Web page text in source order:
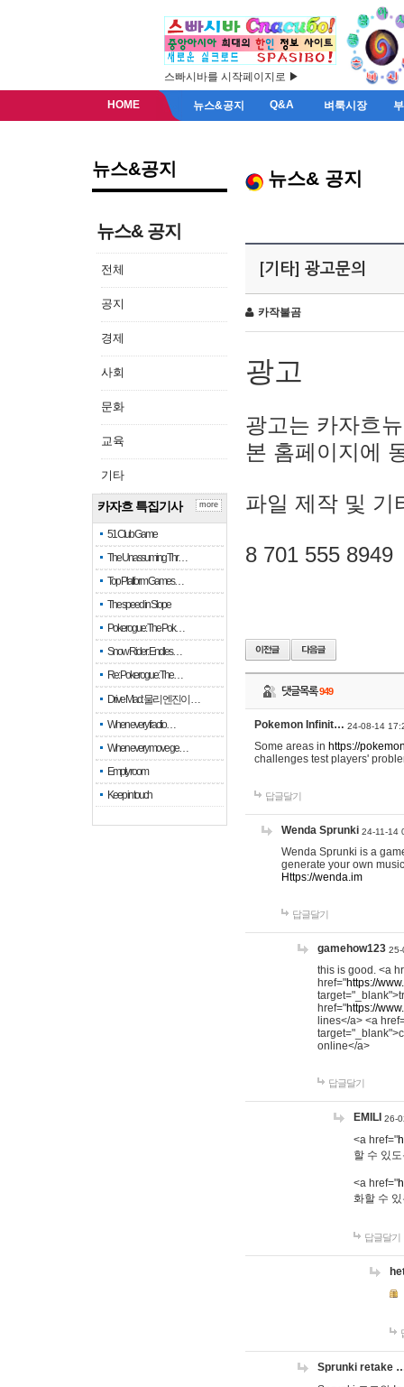
스빠시바를 시작페이지로 ▶
HOME 뉴스&공지 Q&A 벼룩시장
뉴스&공지
뉴스& 공지
전체
공지
경제
사회
문화
교육
기타
카자흐 특집기사
51 Club Game
The Unassuming Thr…
Top Platform Games…
The speed in Slope
Pokerogue: The Pok…
Snow Rider: Endles…
Re: Pokerogue: The…
Drive Mad: 물리 엔진이 …
When every fractio…
When every move ge…
Empty room
Keep in touch
more
뉴스& 공지
[기타] 광고문의
카작불곰
광고
광고는 카자흐
본 홈페이지에
파일 제작 및 기
8 701 555 8949
댓글목록949
Pokemon Infinit… 24-08-14
Some areas in https://
challenges test players'
답글달기
Wenda Sprunki 24-11-14
Wenda Sprunki is a
generate your own
Https://wenda.im
답글달기
gamehow123 25-
this is good. <a
href="https://
href="https://
lines</a> <a
online</a>
답글달기
EMILI 26-
<a href="
할 수 있
<a href="
화할 수
답글달기
Sprunki retake